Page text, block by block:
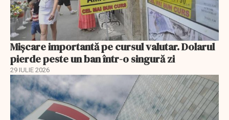
Mișcare importantă pe cursul valutar. Dolarul
pierde peste un ban într-o singură zi
29 IULIE 2026